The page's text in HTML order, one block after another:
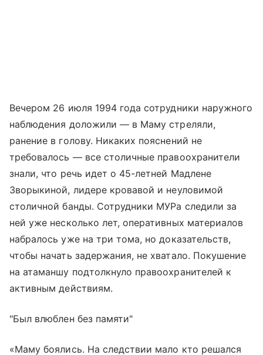
Вечером 26 июля 1994 года сотрудники наружного
наблюдения доложили — в Маму стреляли,
ранение в голову. Никаких пояснений не
требовалось — все столичные правоохранители
знали, что речь идет о 45-летней Мадлене
Зворыкиной, лидере кровавой и неуловимой
столичной банды. Сотрудники МУРа следили за
ней уже несколько лет, оперативных материалов
набралось уже на три тома, но доказательств,
чтобы начать задержания, не хватало. Покушение
на атаманшу подтолкнуло правоохранителей к
активным действиям.
"Был влюблен без памяти"
«Маму боялись. На следствии мало кто решался